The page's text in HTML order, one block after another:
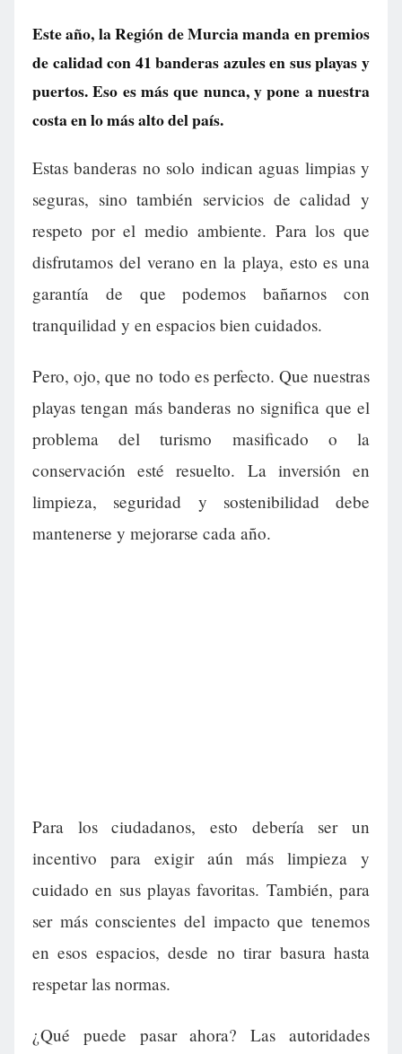
Este año, la Región de Murcia manda en premios
de calidad con 41 banderas azules en sus playas y
puertos. Eso es más que nunca, y pone a nuestra
costa en lo más alto del país.
Estas banderas no solo indican aguas limpias y
seguras, sino también servicios de calidad y
respeto por el medio ambiente. Para los que
disfrutamos del verano en la playa, esto es una
garantía de que podemos bañarnos con
tranquilidad y en espacios bien cuidados.
Pero, ojo, que no todo es perfecto. Que nuestras
playas tengan más banderas no significa que el
problema del turismo masificado o la
conservación esté resuelto. La inversión en
limpieza, seguridad y sostenibilidad debe
mantenerse y mejorarse cada año.
Para los ciudadanos, esto debería ser un
incentivo para exigir aún más limpieza y
cuidado en sus playas favoritas. También, para
ser más conscientes del impacto que tenemos
en esos espacios, desde no tirar basura hasta
respetar las normas.
¿Qué puede pasar ahora? Las autoridades